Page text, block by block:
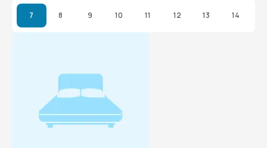
7 8 9 10 11 12 13 14